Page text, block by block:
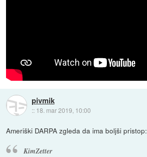
pivmik
:: 18. mar 2019, 10:00
Ameriški DARPA zgleda da ima boljši pristop:
KimZetter